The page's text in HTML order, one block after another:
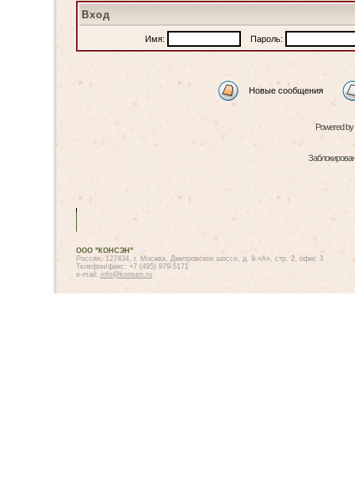
Вход
Имя: Пароль:
Новые сообщения
Powered by
ООО "КОНСЭН"
Россия, 127434, г. Москва, Дмитровское шоссе, д. 9 «А», стр. 2, офис 3
Телефон/факс: +7 (495) 979-5171
e-mail: info@konsen.ru